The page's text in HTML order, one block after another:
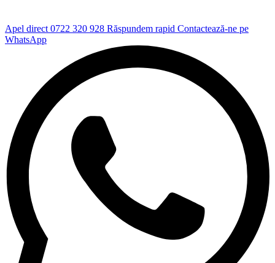
Apel direct 0722 320 928 Răspundem rapid Contactează-ne pe
WhatsApp